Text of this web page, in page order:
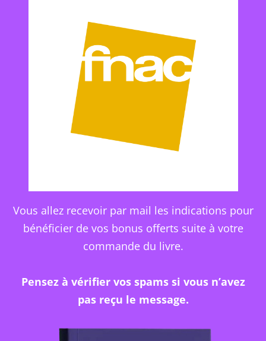
Vous allez recevoir par mail les indications pour
bénéficier de vos bonus offerts suite à votre
commande du livre.
Pensez à vérifier vos spams si vous n’avez
pas reçu le message.